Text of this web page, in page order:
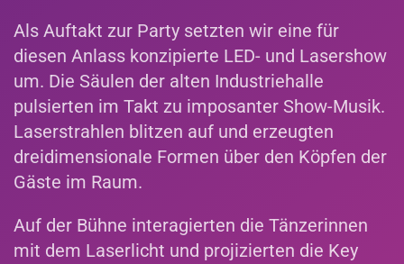
Als Auftakt zur Party setzten wir eine für
diesen Anlass konzipierte LED- und Lasershow
um. Die Säulen der alten Industriehalle
pulsierten im Takt zu imposanter Show-Musik.
Laserstrahlen blitzen auf und erzeugten
dreidimensionale Formen über den Köpfen der
Gäste im Raum.
Auf der Bühne interagierten die Tänzerinnen
mit dem Laserlicht und projizierten die Key